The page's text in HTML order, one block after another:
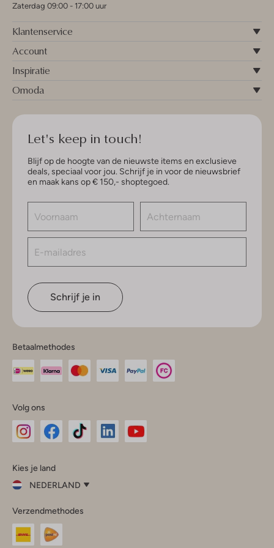
Zaterdag 09:00 - 17:00 uur
Klantenservice
Account
Inspiratie
Omoda
Let's keep in touch!
Blijf op de hoogte van de nieuwste items en exclusieve
deals, speciaal voor jou. Schrijf je in voor de nieuwsbrief
en maak kans op € 150,- shoptegoed.
Schrijf je in
Betaalmethodes
Volg ons
InstagramFacebook
Kies je land
NEDERLAND
je
land
Nederland
Verzendmethodes